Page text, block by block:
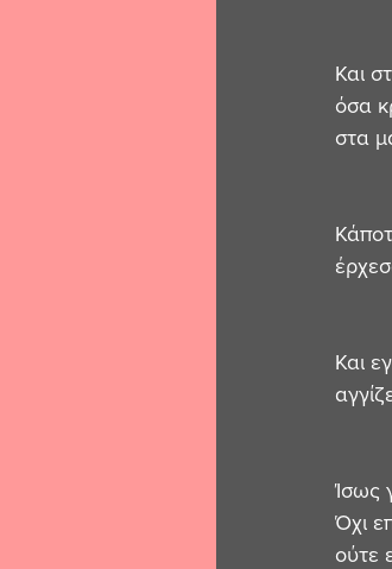
Και
όσα
στα
Και
Ίσως
Όχι
ούτε